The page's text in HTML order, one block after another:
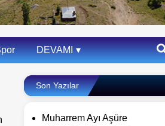
DEVAMI ▾
Son Yazılar
Muharrem Ayı Aşüre